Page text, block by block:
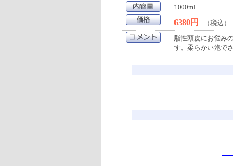
1000ml
6380円
（税込）
脂性頭皮にお悩み
す。柔らかい泡で